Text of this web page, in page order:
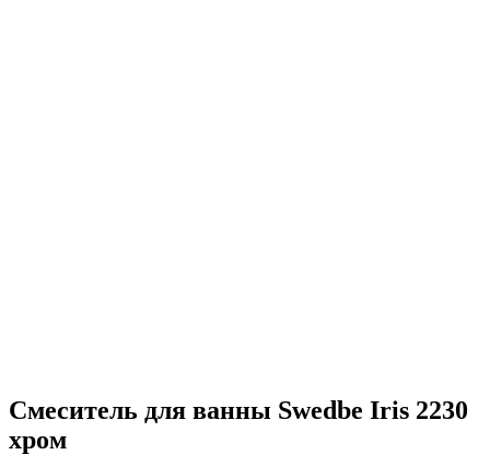
Смеситель для ванны Swedbe Iris 2230
хром